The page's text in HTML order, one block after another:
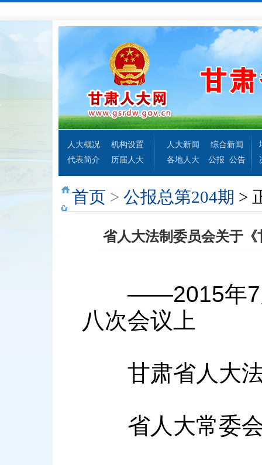
人大概况
机构设置
代表简介
历届人大
人大新闻
综合新闻
各地人大
公报 公告
首页 > 公报总第204期 >
省人大法制委员会关于
——2015年7月
八次会议上
甘肃省人大法
省人大常委